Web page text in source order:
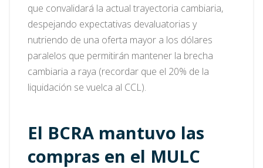
que convalidará la actual trayectoria cambiaria,
despejando expectativas devaluatorias y
nutriendo de una oferta mayor a los dólares
paralelos que permitirán mantener la brecha
cambiaria a raya (recordar que el 20% de la
liquidación se vuelca al CCL).
El BCRA mantuvo las
compras en el MULC